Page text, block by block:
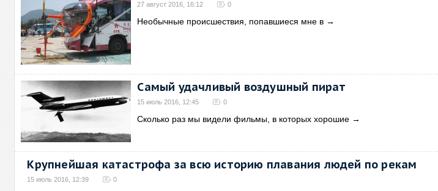
27 август 2016, 16:12 0
Необычные происшествия, попавшиеся мне в →
Самый удачливый воздушный пират
15 июль 2016, 12:45 0
Сколько раз мы видели фильмы, в которых хорошие →
Крупнейшая катастрофа за всю историю плавания людей по рекам
15 июль 2016, 12:39 0